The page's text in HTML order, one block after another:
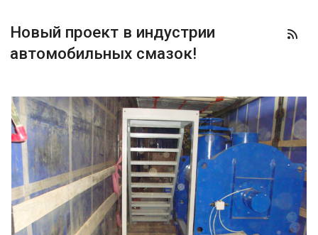
Новый проект в индустрии
автомобильных смазок!